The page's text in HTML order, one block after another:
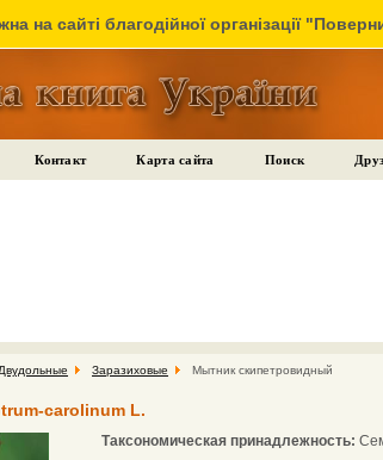
на сайті благодійної організації
Контакт Карта сайта Поиск
Двудольные Заразиховые Мытник скипетровидный
carolinum L.
Таксономическая принадлежность: